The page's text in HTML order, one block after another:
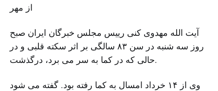
از مهر
آیت الله مهدوی کنی رییس مجلس خبرگان ایران صبح
روز سه شنبه در سن ۸۳ سالگی بر اثر سکته قلبی و در
حالی که در کما به سر می برد، درگذشت.
وی از ۱۴ خرداد امسال به کما رفته بود. گفته می شود